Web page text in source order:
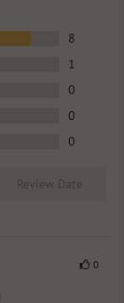
8
1
0
0
0
Review Date
0